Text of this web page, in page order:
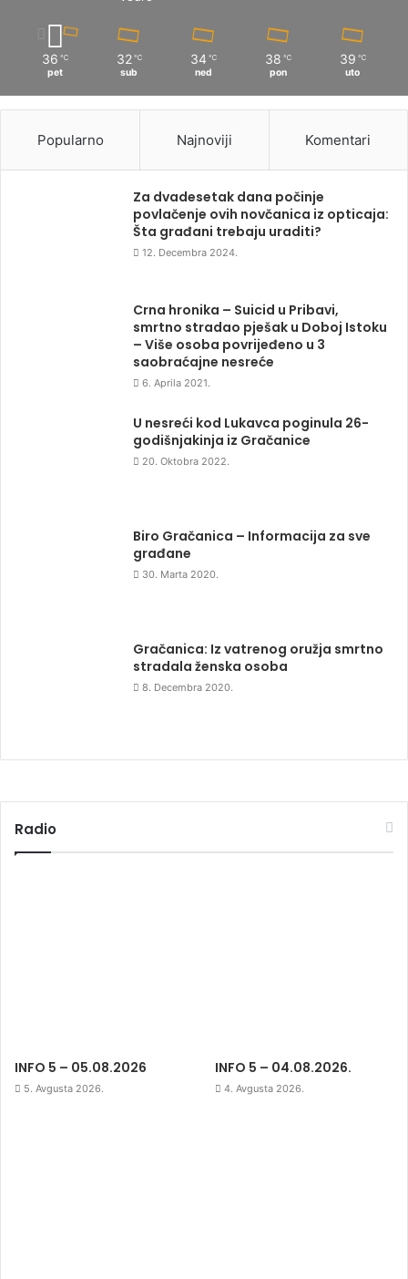
36 ℃
pet
32 ℃
sub
34 ℃
ned
38 ℃
pon
39 ℃
uto
Popularno Najnoviji Komentari
Za dvadesetak dana počinje
povlačenje ovih novčanica iz opticaja:
Šta građani trebaju uraditi?
12. Decembra 2024.
Crna hronika – Suicid u Pribavi,
smrtno stradao pješak u Doboj Istoku
– Više osoba povrijeđeno u 3
saobraćajne nesreće
6. Aprila 2021.
U nesreći kod Lukavca poginula 26-
godišnjakinja iz Gračanice
20. Oktobra 2022.
Biro Gračanica – Informacija za sve
građane
30. Marta 2020.
Gračanica: Iz vatrenog oružja smrtno
stradala ženska osoba
8. Decembra 2020.
Radio
INFO 5 – 05.08.2026
5. Avgusta 2026.
INFO 5 – 04.08.2026.
4. Avgusta 2026.